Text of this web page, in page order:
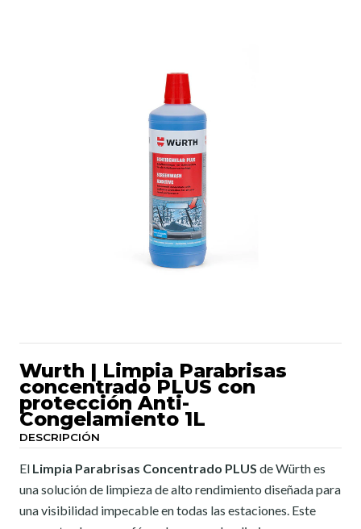
Wurth | Limpia Parabrisas
concentrado PLUS con
protección Anti-
Congelamiento 1L
DESCRIPCIÓN
El Limpia Parabrisas Concentrado PLUS de Würth es
una solución de limpieza de alto rendimiento diseñada para
una visibilidad impecable en todas las estaciones. Este